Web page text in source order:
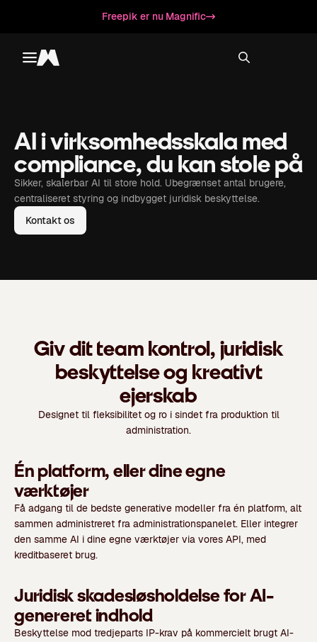
Freepik er nu Magnific
Toggle menu
Magnific
AI i virksomhedsskala med
compliance, du kan stole på
Sikker, skalerbar AI til store hold. Ubegrænset antal brugere,
centraliseret styring og indbygget juridisk beskyttelse.
Kontakt os
Giv dit team kontrol, juridisk
beskyttelse og kreativt
ejerskab
Designet til fleksibilitet og ro i sindet fra produktion til
administration.
Én platform, eller dine egne
værktøjer
Få adgang til de bedste generative modeller fra én platform, alt
sammen administreret fra administrationspanelet. Eller integrer
den samme AI i dine egne værktøjer via vores API, med
kreditbaseret brug.
Juridisk skadesløsholdelse for AI-
genereret indhold
Beskyttelse mod tredjeparts IP-krav på kommercielt brugt AI-